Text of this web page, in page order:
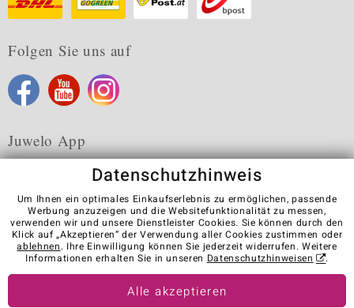
Folgen Sie uns auf
Juwelo App
Karriere AGB Datenschutz Cookies
Impressum
Kontakt
Vertrag widerrufen
Visit our stores in other countries:
Datenschutzhinweis
Um Ihnen ein optimales Einkaufserlebnis zu ermöglichen, passende
Werbung anzuzeigen und die Websitefunktionalität zu messen,
verwenden wir und unsere Dienstleister Cookies. Sie können durch den
Klick auf „Akzeptieren“ der Verwendung aller Cookies zustimmen oder
ablehnen. Ihre Einwilligung können Sie jederzeit widerrufen. Weitere
Informationen erhalten Sie in unseren Datenschutzhinweisen .
Alle akzeptieren